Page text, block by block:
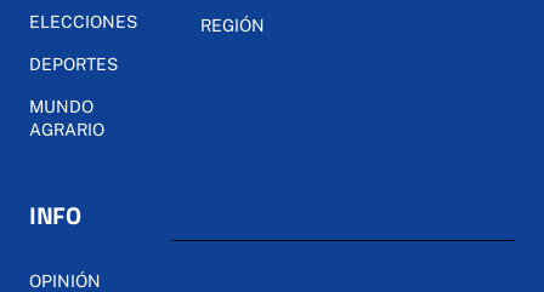
ELECCIONES
DEPORTES
MUNDO
AGRARIO
REGIÓN
INFO
OPINIÓN